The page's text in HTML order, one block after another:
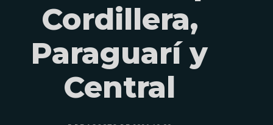
Cordillera,
Paraguarí y
Central